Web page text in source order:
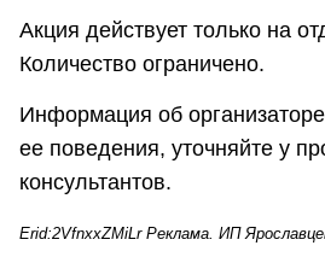
Акция действует только на
Количество ограничено.
Информация об
ее поведения, уточняйте у
консультантов.
Erid:2VfnxxZMiLr Реклама. ИП